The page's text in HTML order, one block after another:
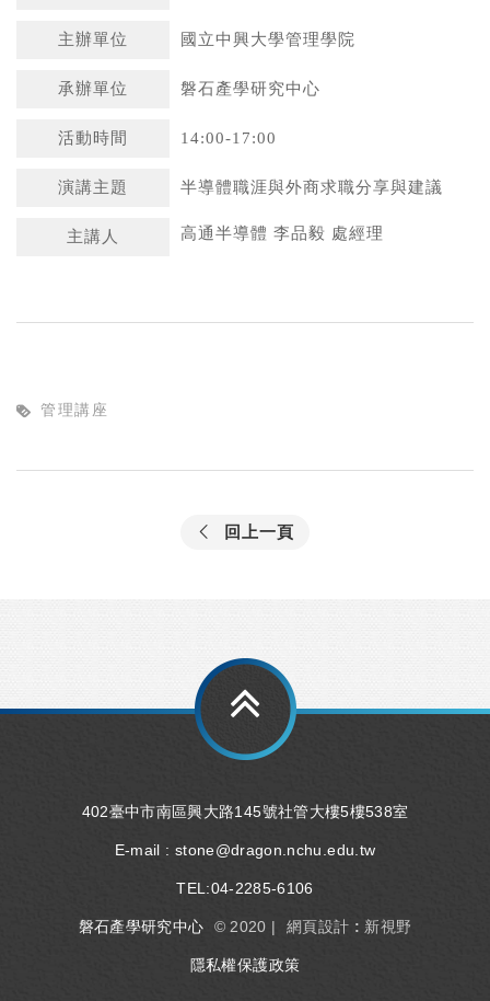
主辦單位 國立中興大學管理學院
承辦單位 磐石產學研究中心
活動時間 14:00-17:00
演講主題 半導體職涯與外商求職分享與建議
主講人 高通半導體 李品毅 處經理
管理講座
回上一頁
402臺中市南區興大路145號社管大樓5樓538室
E-mail : stone@dragon.nchu.edu.tw
TEL:04-2285-6106
磐石產學研究中心 © 2020 | 網頁設計 : 新視野
隱私權保護政策